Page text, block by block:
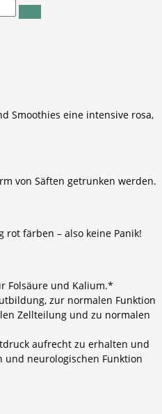
Smoothies eine intensive rosa,
von Säften getrunken werden.
rot färben – also keine Panik!
Folsäure und Kalium.*
zur normalen Funktion
Zellteilung und zu normalen
aufrecht zu erhalten und
neurologischen Funktion